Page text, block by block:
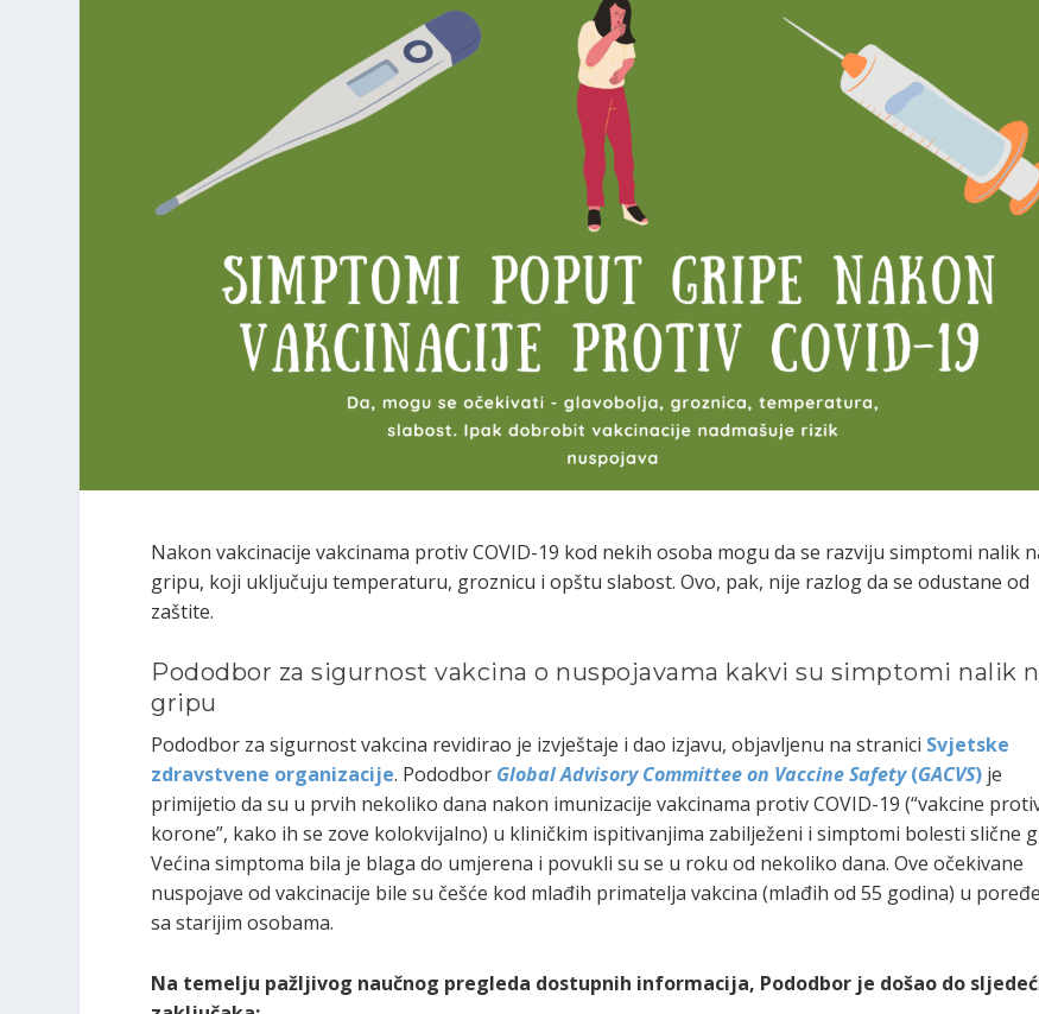
Nakon vakcinacije vakcinama protiv COVID-19 kod nekih osoba mogu da se razviju simptomi nalik
gripu, koji uključuju temperaturu, groznicu i opštu slabost. Ovo, pak, nije razlog da se odustane od
zaštite.
Pododbor za sigurnost vakcina o nuspojavama kakvi su simptomi nalik
gripu
Pododbor za sigurnost vakcina revidirao je izvještaje i dao izjavu, objavljenu na stranici Svjetske
zdravstvene organizacije. Pododbor Global Advisory Committee on Vaccine Safety(GACVS) je
primijetio da su u prvih nekoliko dana nakon imunizacije vakcinama protiv COVID-19 (“vakcine
korone”, kako ih se zove kolokvijalno) u kliničkim ispitivanjima zabilježeni i simptomi bolesti slične
Većina simptoma bila je blaga do umjerena i povukli su se u roku od nekoliko dana. Ove očekivane
nuspojave od vakcinacije bile su češće kod mlađih primatelja vakcina (mlađih od 55 godina) u
sa starijim osobama.
Na temelju pažljivog naučnog pregleda dostupnih informacija, Pododbor je došao do